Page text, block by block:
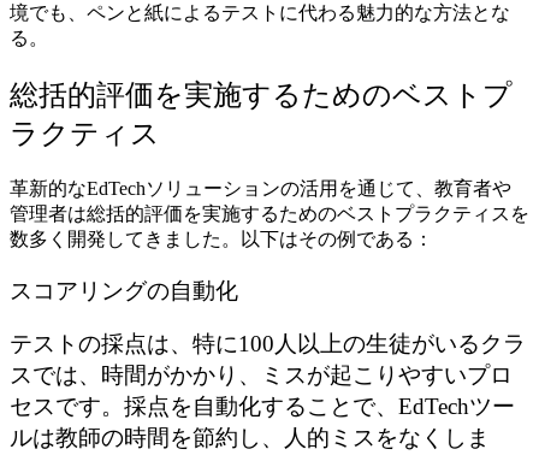
境でも、ペンと紙によるテストに代わる魅力的な方法とな
る。
総括的評価を実施するためのベストプ
ラクティス
革新的なEdTechソリューションの活用を通じて、教育者や
管理者は総括的評価を実施するためのベストプラクティスを
数多く開発してきました。以下はその例である：
スコアリングの自動化
テストの採点は、特に100人以上の生徒がいるクラ
スでは、時間がかかり、ミスが起こりやすいプロ
セスです。採点を自動化することで、EdTechツー
ルは教師の時間を節約し、人的ミスをなくしま